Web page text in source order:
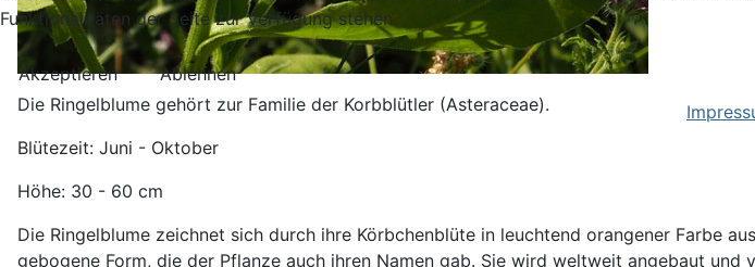
Die Ringelblume gehört zur Familie der Korbblütler (Asteraceae).
Blütezeit: Juni - Oktober
Höhe: 30 - 60 cm
Die Ringelblume zeichnet sich durch ihre Körbchenblüte in leuchtend orangener Farbe
gebogene Form, die der Pflanze auch ihren Namen gab. Sie wird weltweit angebaut
Funktionalitäten der Seite zur Verfügung stehen.
Akzeptieren
Ablehnen